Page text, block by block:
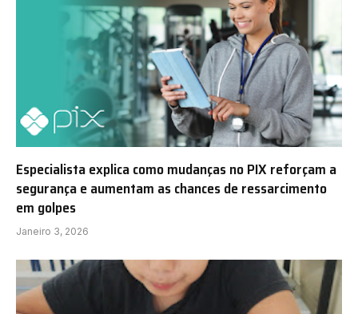
Especialista explica como mudanças no PIX reforçam a
segurança e aumentam as chances de ressarcimento
em golpes
Janeiro 3, 2026